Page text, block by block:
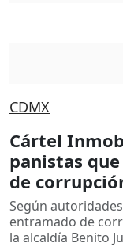
CDMX
Cártel
panistas
de
Según
entramado de
la alcaldía Benito